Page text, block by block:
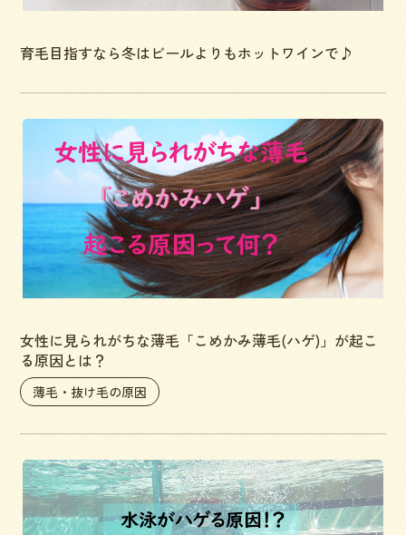
育毛目指すなら冬はビールよりもホットワインで♪
女性に見られがちな薄毛「こめかみ薄毛(ハゲ)」が起こ
る原因とは？
薄毛・抜け毛の原因